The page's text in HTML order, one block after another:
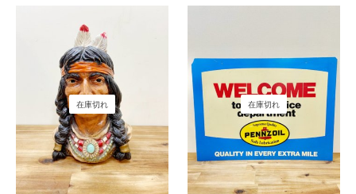
在庫切れ 在庫切れ